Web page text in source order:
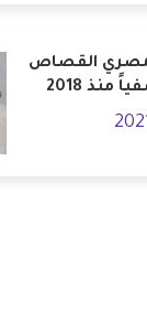
القصاص
2018